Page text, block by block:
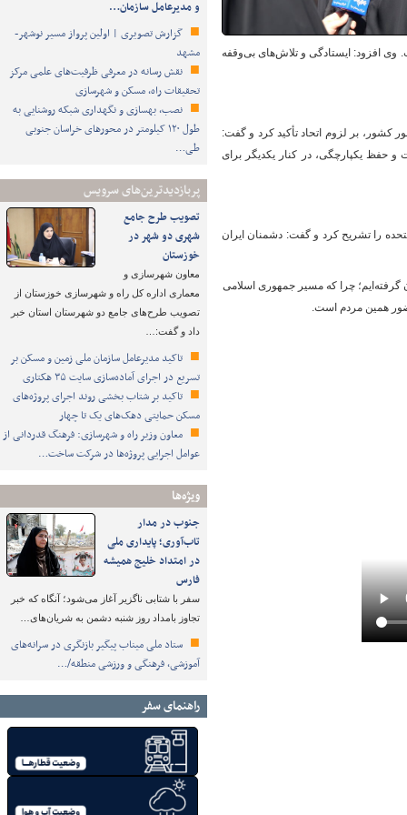
و مدیرعامل سازمان…
گزارش تصویری | اولین پرواز مسیر نوشهر-
مشهد
نقش رسانه در معرفی ظرفیت‌های علمی مرکز
تحقیقات راه، مسکن و شهرسازی
نصب، بهسازی و نگهداری شبکه روشنایی به
طول ۱۲۰ کیلومتر در محورهای خراسان جنوبی
طی…
پربازدیدترین‌های سرویس
تصویب طرح‌ جامع
شهری دو شهر در
خوزستان
معاون شهرسازی و
معماری اداره کل راه و شهرسازی خوزستان از
تصویب طرح‌های جامع دو شهرستان استان خبر
داد و گفت:…
تاکید مدیرعامل سازمان ملی زمین و مسکن بر
تسریع در اجرای آماده‌سازی سایت ۳۵ هکتاری
تاکید بر شتاب ‌بخشی روند اجرای پروژه‌های
مسکن حمایتی دهک‌های یک تا چهار
معاون وزیر راه و شهرسازی: فرهنگ قدردانی از
عوامل اجرایی پروژه‌ها در شرکت ساخت…
ویژه‌ها
جنوب در مدار
تاب‌آوری؛ پایداری ملی
در امتداد خلیج همیشه
فارس
سفر با شتابی ناگزیر آغاز می‌شود؛ آنگاه که خبر
تجاوز بامداد روز شنبه دشمن به شریان‌های…
ستاد ملی میناب پیگیر بازنگری در سرانه‌های
آموزشی، فرهنگی و ورزشی منطقه/…
راهنمای سفر
وی افزود: ایستادگی و تلاش‌های بی‌وقفه
کشور، بر لزوم اتحاد تأکید کرد و گفت:
و حفظ یکپارچگی، در کنار یکدیگر برای
را تشریح کرد و گفت: دشمنان ایران
گرفته‌ایم؛ چرا که مسیر جمهوری اسلامی
همین مردم است.